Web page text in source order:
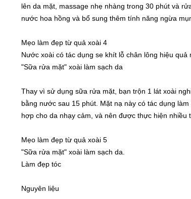
lên da mặt, massage nhẹ nhàng trong 30 phút và
nước hoa hồng và bổ sung thêm tính năng ngừa
Mẹo làm đẹp từ quả xoài 4
Nước xoài có tác dụng se khít lỗ chân lông hiệu
"Sữa rửa mặt" xoài làm sạch da
Thay vì sử dụng sữa rửa mặt, bạn trộn 1 lát xoài
bằng nước sau 15 phút. Mặt nạ này có tác dụng
hợp cho da nhạy cảm, và nên được thực hiện nhiều
Mẹo làm đẹp từ quả xoài 5
"Sữa rửa mặt" xoài làm sạch da.
Làm đẹp tóc
Nguyên liệu